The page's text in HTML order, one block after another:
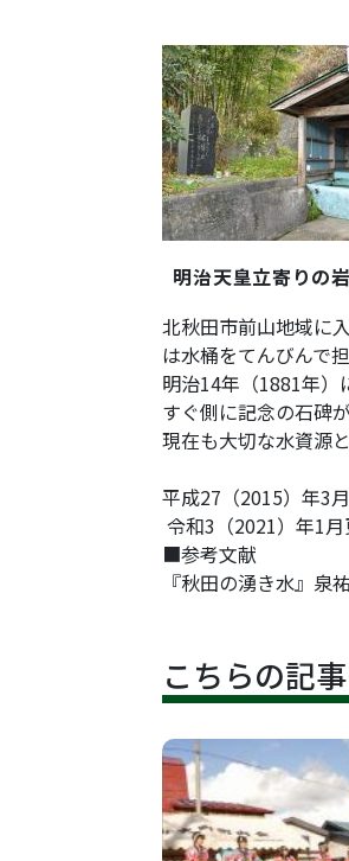
明治天皇立寄りの
北秋田市前山地域に
は水桶をてんびんで
明治14年（1881年）
すぐ側に記念の石碑
現在も大切な水資源
平成27（2015）年3
令和3（2021）年1月
■参考文献
『秋田の湧き水』泉
こちらの記